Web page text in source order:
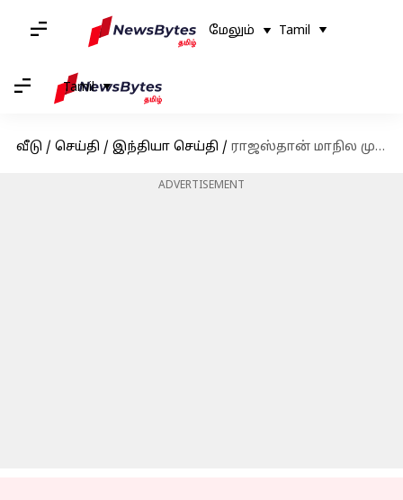
மேலும் Tamil
Tamil
வீடு / செய்தி / இந்தியா செய்தி / ராஜஸ்தான் மாநில முதல்வர் அசோக் கெலாட்'க்கு கொரோனா தொற்று உறுதி
ADVERTISEMENT